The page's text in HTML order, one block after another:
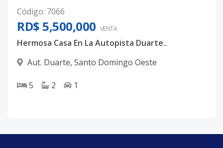
Código: 7066
RD$ 5,500,000 VENTA
Hermosa Casa En La Autopista Duarte..
Aut. Duarte, Santo Domingo Oeste
5 2 1